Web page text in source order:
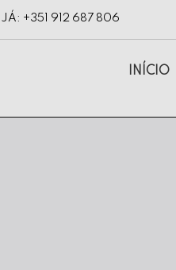
+351 912 687 806
INÍCIO